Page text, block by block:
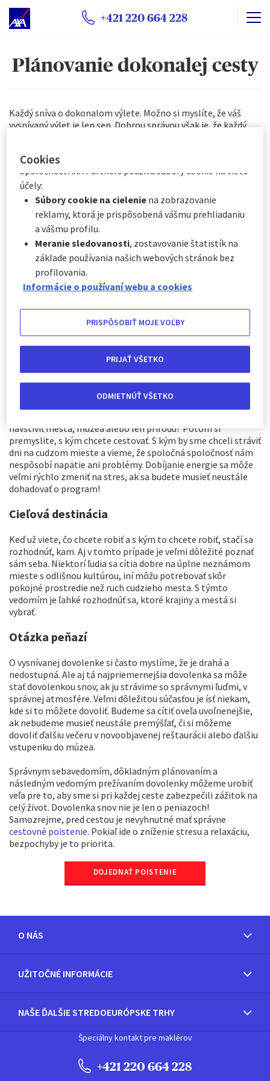
+421 220 664 228
Plánovanie dokonalej cesty
Každý sníva o dokonalom výlete. Možno si myslíte, že váš
vysnívaný výlet je len sen. Dobrou správou však je, že každý
Spoločnosť a programy
Keď sa povie vysnívaná dovolenka, mnohí ľudia majú na mysli
Havajské ostrovy alebo vírivku v apartmáne. Životný zážitok
navštíviť mestá, múzeá alebo len prírodu? Potom si
premyslite, s kým chcete cestovať. S kým by sme chceli stráviť
dni na cudzom mieste a vieme, že spoločná spoločnosť nám
nespôsobí napätie ani problémy. Dobíjanie energie sa môže
veľmi rýchlo zmeniť na stres, ak sa budete musieť neustále
dohadovať o program!
Cieľová destinácia
Keď už viete, čo chcete robiť a s kým to chcete robiť, stačí sa
rozhodnúť, kam. Aj v tomto prípade je veľmi dôležité poznať
sám seba. Niektorí ľudia sa cítia dobre na úplne neznámom
mieste s odlišnou kultúrou, iní môžu potrebovať skôr
pokojné prostredie než ruch cudzieho mesta. S týmto
vedomím je ľahké rozhodnúť sa, ktoré krajiny a mestá si
vybrať.
Otázka peňazí
O vysnívanej dovolenke si často myslíme, že je drahá a
nedostupná. Ale aj tá najpriemernejšia dovolenka sa môže
stať dovolenkou snov, ak ju strávime so správnymi ľuďmi, v
správnej atmosfére. Veľmi dôležitou súčasťou je ísť niekam,
kde si to môžete dovoliť. Budeme sa cítiť oveľa uvoľnenejšie,
ak nebudeme musieť neustále premýšľať, či si môžeme
dovoliť ďalšiu večeru v novoobjavenej reštaurácii alebo ďalšiu
vstupenku do múzea.
Správnym sebavedomím, dôkladným plánovaním a
následným vedomým prežívaním dovolenky môžeme urobiť
veľa pre to, aby sme si pri každej ceste zabezpečili zážitok na
celý život. Dovolenka snov nie je len o peniazoch!
Samozrejme, pred cestou je nevyhnutné mať správne
cestovné poistenie. Pokiaľ ide o zníženie stresu a relaxáciu,
bezpochyby je to priorita.
DOJEDNAŤ POISTENIE
O NÁS
UŽITOČNÉ INFORMÁCIE
NAŠE ĎALŠIE STREDOEURÓPSKE TRHY
Špeciálny kontakt pre maklérov
+421 220 664 228
Cookies
alebo
odmietnuť vkladanie súborov cookie
preferencie budeme uchovávať po dobu
môžete súhlasiť so všetkými alebo len s niektorými
voliteľnými súbormi cookie v závislosti od ich kategórie:
Kedykoľvek kliknutím na „ Centrum preferencií
súborov cookie“, ktoré je k dispozícii v päte
Spoločnosť AXA Partners používa súbory cookie na tieto
účely:
Súbory cookie na cielenie na zobrazovanie
reklamy, ktorá je prispôsobená vášmu prehliadaniu
a vášmu profilu.
Meranie sledovanosti, zostavovanie štatistík na
základe používania našich webových stránok bez
profilovania.
Informácie o používaní webu a cookies
PRISPÔSOBIŤ MOJE VOĽBY
ODMIETNÚŤ VŠETKO
PRIJAŤ VŠETKO